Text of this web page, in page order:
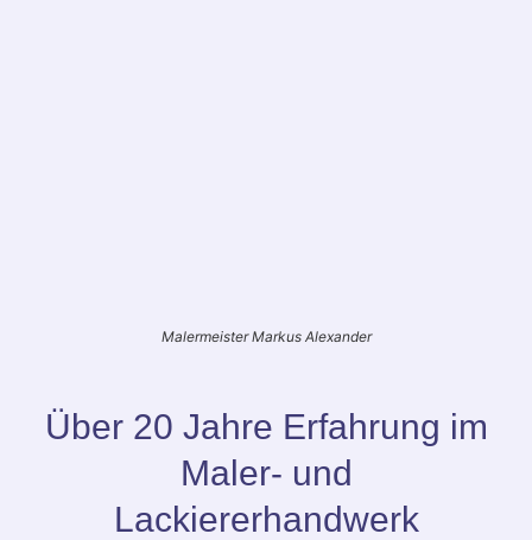
Malermeister Markus Alexander
Über 20 Jahre Erfahrung im
Maler- und
Lackiererhandwerk